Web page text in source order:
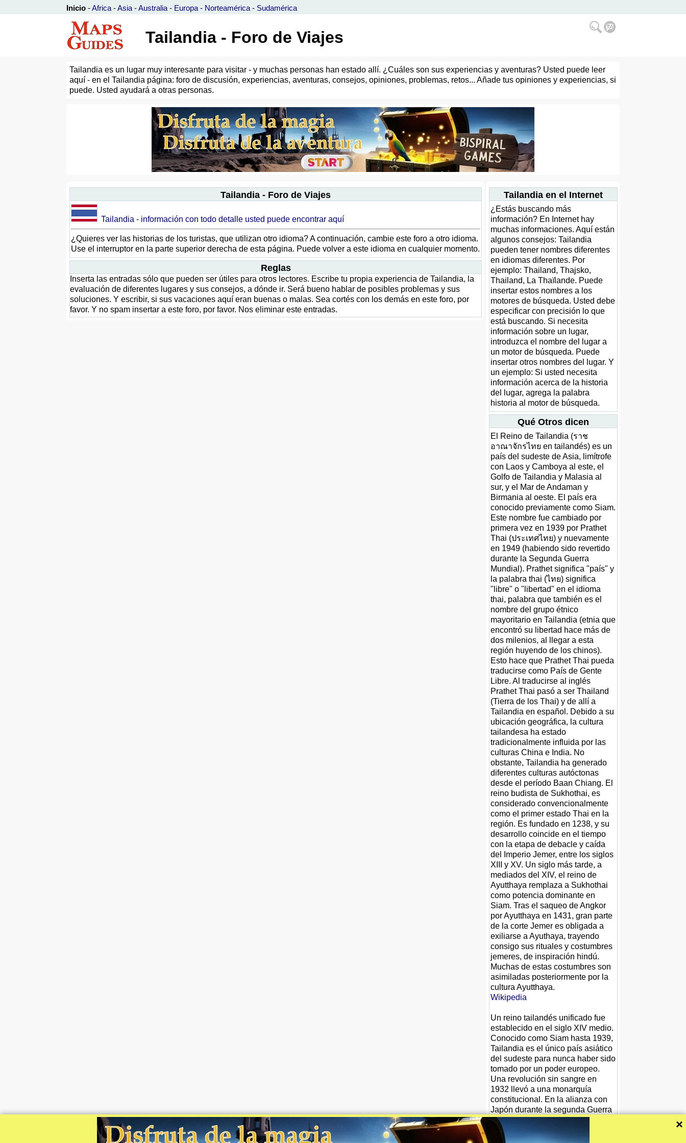
Inicio -Africa -Asia -Australia - Europa - Norteamérica - Sudamérica
Tailandia - Foro de Viajes
Tailandia es un lugar muy interesante para visitar - y muchas personas han estado allí. ¿Cuáles son sus experiencias y aventuras? Usted puede leer
aquí - en el Tailandia página: foro de discusión, experiencias, aventuras, consejos, opiniones, problemas, retos... Añade tus opiniones y experiencias, si
puede. Usted ayudará a otras personas.
Tailandia - Foro de Viajes
Tailandia - información con todo detalle usted puede encontrar aquí
¿Quieres ver las historias de los turistas, que utilizan otro idioma? A continuación, cambie este foro a otro idioma.
Use el interruptor en la parte superior derecha de esta página. Puede volver a este idioma en cualquier momento.
Reglas
Inserta las entradas sólo que pueden ser útiles para otros lectores. Escribe tu propia experiencia de Tailandia, la
evaluación de diferentes lugares y sus consejos, a dónde ir. Será bueno hablar de posibles problemas y sus
soluciones. Y escribir, si sus vacaciones aquí eran buenas o malas. Sea cortés con los demás en este foro, por
favor. Y no spam insertar a este foro, por favor. Nos eliminar este entradas.
Tailandia en el Internet
¿Estás buscando más
información? En Internet hay
muchas informaciones. Aquí están
algunos consejos: Tailandia
pueden tener nombres diferentes
en idiomas diferentes. Por
ejemplo: Thailand, Thajsko,
Thailand, La Thaïlande. Puede
insertar estos nombres a los
motores de búsqueda. Usted debe
especificar con precisión lo que
está buscando. Si necesita
información sobre un lugar,
introduzca el nombre del lugar a
un motor de búsqueda. Puede
insertar otros nombres del lugar. Y
un ejemplo: Si usted necesita
información acerca de la historia
del lugar, agrega la palabra
historia al motor de búsqueda.
Qué Otros dicen
El Reino de Tailandia (ราช
อาณาจักรไทย en tailandés) es un
país del sudeste de Asia, limítrofe
con Laos y Camboya al este, el
Golfo de Tailandia y Malasia al
sur, y el Mar de Andaman y
Birmania al oeste. El país era
conocido previamente como Siam.
Este nombre fue cambiado por
primera vez en 1939 por Prathet
Thai (ประเทศไทย) y nuevamente
en 1949 (habiendo sido revertido
durante la Segunda Guerra
Mundial). Prathet significa "país" y
la palabra thai (ไทย) significa
"libre" o "libertad" en el idioma
thai, palabra que también es el
nombre del grupo étnico
mayoritario en Tailandia (etnia que
encontró su libertad hace más de
dos milenios, al llegar a esta
región huyendo de los chinos).
Esto hace que Prathet Thai pueda
traducirse como País de Gente
Libre. Al traducirse al inglés
Prathet Thai pasó a ser Thailand
(Tierra de los Thai) y de allí a
Tailandia en español. Debido a su
ubicación geográfica, la cultura
tailandesa ha estado
tradicionalmente influida por las
culturas China e India. No
obstante, Tailandia ha generado
diferentes culturas autóctonas
desde el período Baan Chiang. El
reino budista de Sukhothai, es
considerado convencionalmente
como el primer estado Thai en la
región. Es fundado en 1238, y su
desarrollo coincide en el tiempo
con la etapa de debacle y caída
del Imperio Jemer, entre los siglos
XIII y XV. Un siglo más tarde, a
mediados del XIV, el reino de
Ayutthaya remplaza a Sukhothai
como potencia dominante en
Siam. Tras el saqueo de Angkor
por Ayutthaya en 1431, gran parte
de la corte Jemer es obligada a
exiliarse a Ayuthaya, trayendo
consigo sus rituales y costumbres
jemeres, de inspiración hindú.
Muchas de estas costumbres son
asimiladas posteriormente por la
cultura Ayutthaya.
Wikipedia
Un reino tailandés unificado fue
establecido en el siglo XIV medio.
Conocido como Siam hasta 1939,
Tailandia es el único país asiático
del sudeste para nunca haber sido
tomado por un poder europeo.
Una revolución sin sangre en
1932 llevó a una monarquía
constitucional. En la alianza con
Japón durante la segunda Guerra
mundial, Tailandia llegó a ser un
aliado de EEUU que sigue el
conflicto. Tailandia es actualmente
×